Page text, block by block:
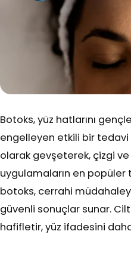
Botoks, yüz hatlarını
engelleyen etkili bir tedavi
olarak gevşeterek, çizgi ve
uygulamaların en
botoks, cerrahi
güvenli sonuçlar sunar.
hafifletir, yüz ifadesini